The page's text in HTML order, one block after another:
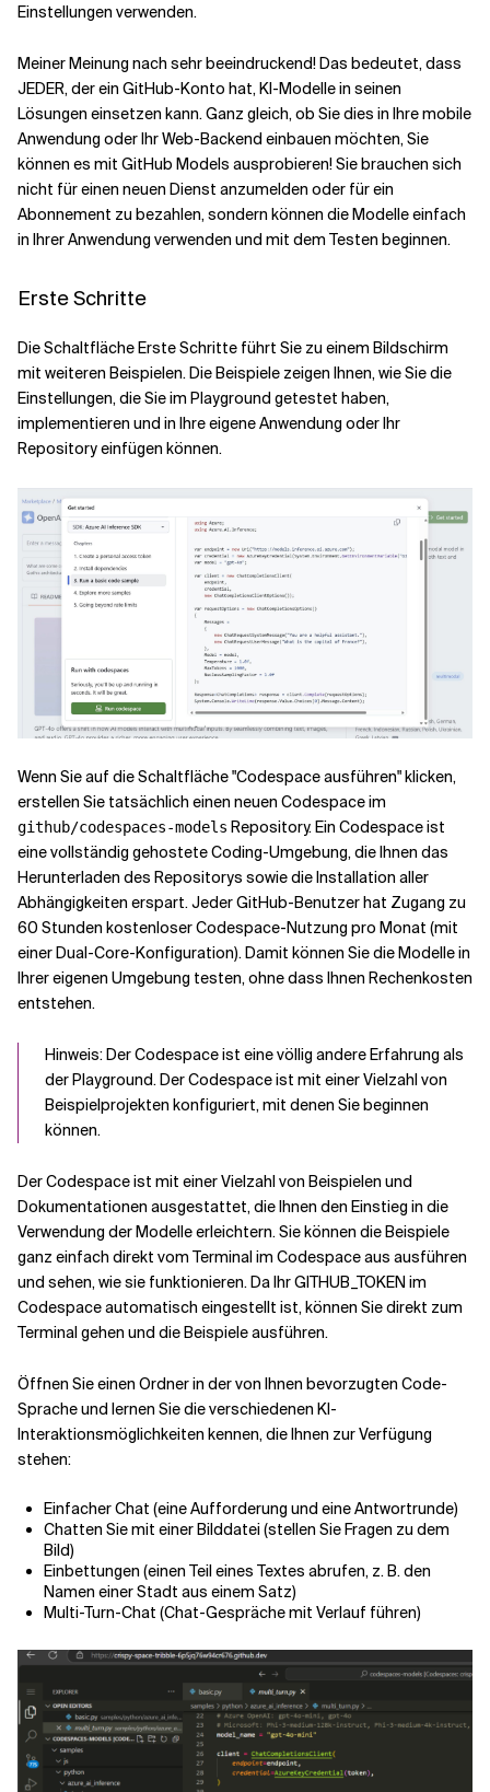
Einstellungen verwenden.
Meiner Meinung nach sehr beeindruckend! Das bedeutet, dass
JEDER, der ein GitHub-Konto hat, KI-Modelle in seinen
Lösungen einsetzen kann. Ganz gleich, ob Sie dies in Ihre mobile
Anwendung oder Ihr Web-Backend einbauen möchten, Sie
können es mit GitHub Models ausprobieren! Sie brauchen sich
nicht für einen neuen Dienst anzumelden oder für ein
Abonnement zu bezahlen, sondern können die Modelle einfach
in Ihrer Anwendung verwenden und mit dem Testen beginnen.
Erste Schritte
Die Schaltfläche Erste Schritte führt Sie zu einem Bildschirm
mit weiteren Beispielen. Die Beispiele zeigen Ihnen, wie Sie die
Einstellungen, die Sie im Playground getestet haben,
implementieren und in Ihre eigene Anwendung oder Ihr
Repository einfügen können.
Wenn Sie auf die Schaltfläche "Codespace ausführen" klicken,
erstellen Sie tatsächlich einen neuen Codespace im
github/codespaces-models Repository. Ein Codespace ist
eine vollständig gehostete Coding-Umgebung, die Ihnen das
Herunterladen des Repositorys sowie die Installation aller
Abhängigkeiten erspart. Jeder GitHub-Benutzer hat Zugang zu
60 Stunden kostenloser Codespace-Nutzung pro Monat (mit
einer Dual-Core-Konfiguration). Damit können Sie die Modelle in
Ihrer eigenen Umgebung testen, ohne dass Ihnen Rechenkosten
entstehen.
Hinweis: Der Codespace ist eine völlig andere Erfahrung als
der Playground. Der Codespace ist mit einer Vielzahl von
Beispielprojekten konfiguriert, mit denen Sie beginnen
können.
Der Codespace ist mit einer Vielzahl von Beispielen und
Dokumentationen ausgestattet, die Ihnen den Einstieg in die
Verwendung der Modelle erleichtern. Sie können die Beispiele
ganz einfach direkt vom Terminal im Codespace aus ausführen
und sehen, wie sie funktionieren. Da Ihr GITHUB_TOKEN im
Codespace automatisch eingestellt ist, können Sie direkt zum
Terminal gehen und die Beispiele ausführen.
Öffnen Sie einen Ordner in der von Ihnen bevorzugten Code-
Sprache und lernen Sie die verschiedenen KI-
Interaktionsmöglichkeiten kennen, die Ihnen zur Verfügung
stehen:
Einfacher Chat (eine Aufforderung und eine Antwortrunde)
Chatten Sie mit einer Bilddatei (stellen Sie Fragen zu dem
Bild)
Einbettungen (einen Teil eines Textes abrufen, z. B. den
Namen einer Stadt aus einem Satz)
Multi-Turn-Chat (Chat-Gespräche mit Verlauf führen)